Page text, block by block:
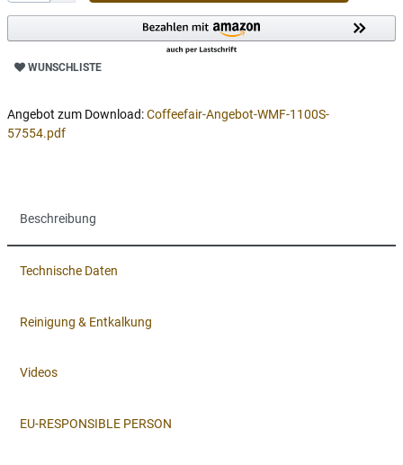
WUNSCHLISTE
Angebot zum Download:Coffeefair-Angebot-WMF-1100S-
57554.pdf
Beschreibung
Technische Daten
Reinigung & Entkalkung
Videos
EU-RESPONSIBLE PERSON